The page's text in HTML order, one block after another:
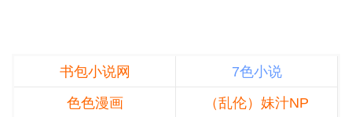
书包小说网
7色小说
色色漫画
（乱伦）妹汁NP